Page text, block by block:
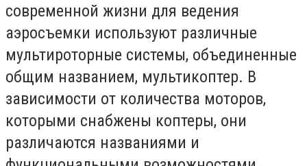
современной жизни для ведения
аэросъемки используют различные
мультироторные системы, объединенные
общим названием, мультикоптер. В
зависимости от количества моторов,
которыми снабжены коптеры, они
различаются названиями и